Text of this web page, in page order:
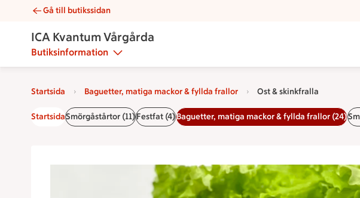
Ost & skinkfralla | Catering ICA Kvantum Vårgårda
Gå till butikssidan
ICA Kvantum Vårgårda
Butiksinformation
Startsida Baguetter, matiga mackor & fyllda frallor Ost & skinkfralla
StartsidaSmörgåstårtor (11)Festfat (4)Baguetter, matiga mackor & fyllda frallor (24)